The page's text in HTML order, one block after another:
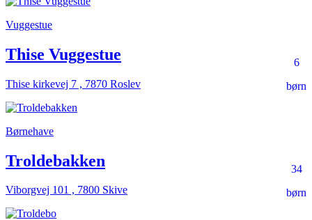
Vuggestue
6
børn
Thise Vuggestue
Thise kirkevej 7 , 7870 Roslev
Børnehave
34
børn
Troldebakken
Viborgvej 101 , 7800 Skive